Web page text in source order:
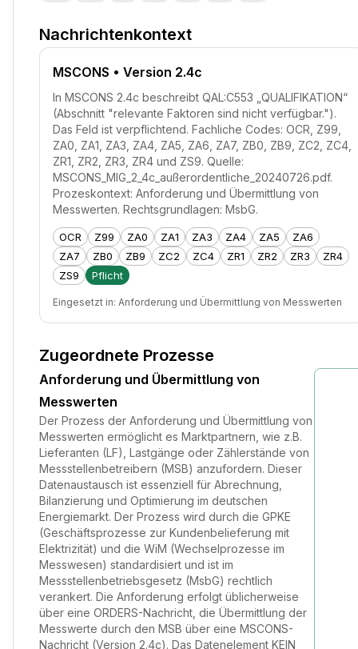
Nachrichtenkontext
MSCONS • Version 2.4c
In MSCONS 2.4c beschreibt QAL:C553 „QUALIFIKATION“
(Abschnitt "relevante Faktoren sind nicht verfügbar.").
Das Feld ist verpflichtend. Fachliche Codes: OCR, Z99,
ZA0, ZA1, ZA3, ZA4, ZA5, ZA6, ZA7, ZB0, ZB9, ZC2, ZC4,
ZR1, ZR2, ZR3, ZR4 und ZS9. Quelle:
MSCONS_MIG_2_4c_außerordentliche_20240726.pdf.
Prozeskontext: Anforderung und Übermittlung von
Messwerten. Rechtsgrundlagen: MsbG.
OCR Z99 ZA0 ZA1 ZA3 ZA4 ZA5
ZA6
ZA7
ZB0 ZB9 ZC2 ZC4 ZR1 ZR2 ZR3
ZR4
ZS9
Pflicht
Eingesetzt in: Anforderung und Übermittlung von Messwerten
Zugeordnete Prozesse
Anforderung und Übermittlung von
Messwerten
Der Prozess der Anforderung und Übermittlung von
Messwerten ermöglicht es Marktpartnern, wie z.B.
Lieferanten (LF), Lastgänge oder Zählerstände von
Messstellenbetreibern (MSB) anzufordern. Dieser
Datenaustausch ist essenziell für Abrechnung,
Bilanzierung und Optimierung im deutschen
Energiemarkt. Der Prozess wird durch die GPKE
(Geschäftsprozesse zur Kundenbelieferung mit
Elektrizität) und die WiM (Wechselprozesse im
Messwesen) standardisiert und ist im
Messstellenbetriebsgesetz (MsbG) rechtlich
verankert. Die Anforderung erfolgt üblicherweise
über eine ORDERS-Nachricht, die Übermittlung der
Messwerte durch den MSB über eine MSCONS-
Nachricht (Version 2.4c). Das Datenelement KEIN